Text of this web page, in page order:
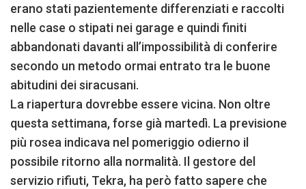
erano stati pazientemente differenziati e raccolti
nelle case o stipati nei garage e quindi finiti
abbandonati davanti all’impossibilità di conferire
secondo un metodo ormai entrato tra le buone
abitudini dei siracusani.
La riapertura dovrebbe essere vicina. Non oltre
questa settimana, forse già martedì. La previsione
più rosea indicava nel pomeriggio odierno il
possibile ritorno alla normalità. Il gestore del
servizio rifiuti, Tekra, ha però fatto sapere che